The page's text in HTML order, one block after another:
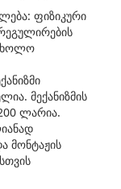
ფიზიკური
ხოლო
მექანიზმის
ლარია.
მონტაჟის